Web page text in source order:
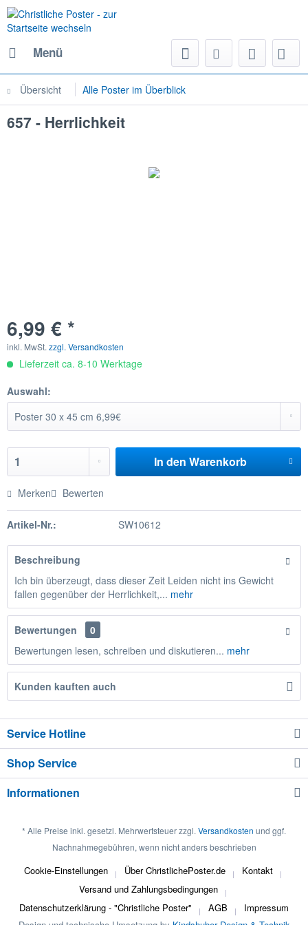
Menü
Übersicht Alle Poster im Überblick
657 - Herrlichkeit
6,99 € *
inkl. MwSt.zzgl. Versandkosten
Lieferzeit ca. 8-10 Werktage
Auswahl:
In den Warenkorb
Merken Bewerten
Artikel-Nr.: SW10612
Beschreibung
Ich bin überzeugt, dass dieser Zeit Leiden nicht ins Gewicht
fallen gegenüber der Herrlichkeit,... mehr
Bewertungen
0
Bewertungen lesen, schreiben und diskutieren... mehr
Kunden kauften auch
Service Hotline
Shop Service
Informationen
* Alle Preise inkl. gesetzl. Mehrwertsteuer zzgl. Versandkosten und ggf.
Nachnahmegebühren, wenn nicht anders beschrieben
Cookie-Einstellungen Über ChristlichePoster.de
Kontakt
Versand und Zahlungsbedingungen
Datenschutzerklärung - "Christliche Poster"
AGB
Impressum